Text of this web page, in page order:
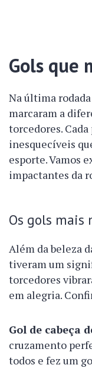
Gols que
Na última
marcaram a
torcedores.
inesquecíveis
esporte. Vamos
impactantes da
Os gols mais
Além da beleza
tiveram um
torcedores
em alegria.
Gol de cabeça
cruzamento
todos e fez um